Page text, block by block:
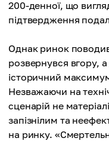
200-денної, що
підтвердження
Однак ринок
розвернувся вгору,
історичний
Незважаючи на
сценарій не
запізнілим та
на ринку.